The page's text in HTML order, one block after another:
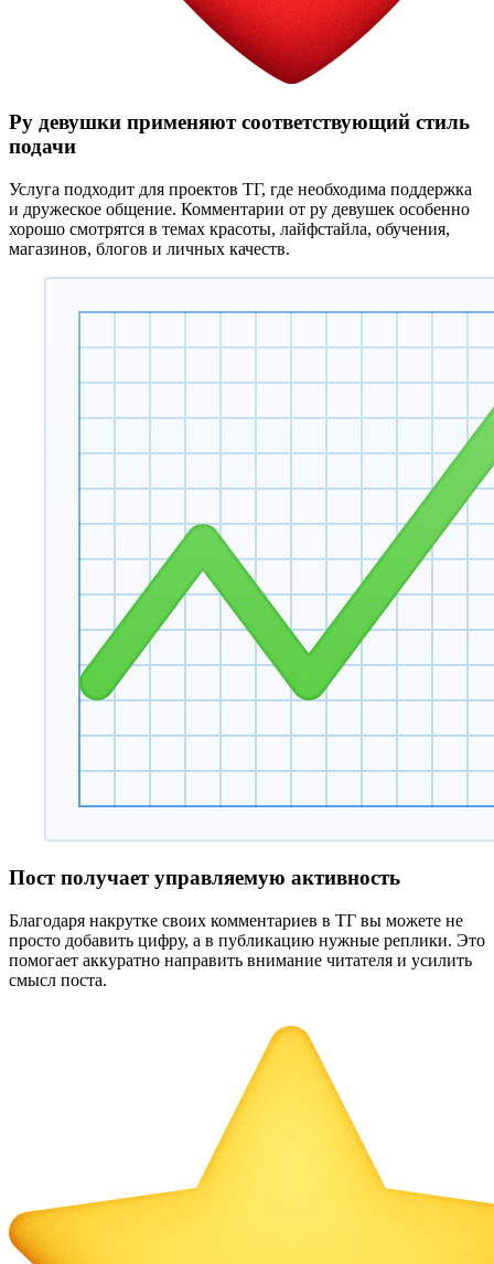
Ру девушки применяют соответствующий стиль
подачи
Услуга подходит для проектов ТГ, где необходима поддержка
и дружеское общение. Комментарии от ру девушек особенно
хорошо смотрятся в темах красоты, лайфстайла, обучения,
магазинов, блогов и личных качеств.
Пост получает управляемую активность
Благодаря накрутке своих комментариев в ТГ вы можете не
просто добавить цифру, а в публикацию нужные реплики. Это
помогает аккуратно направить внимание читателя и усилить
смысл поста.